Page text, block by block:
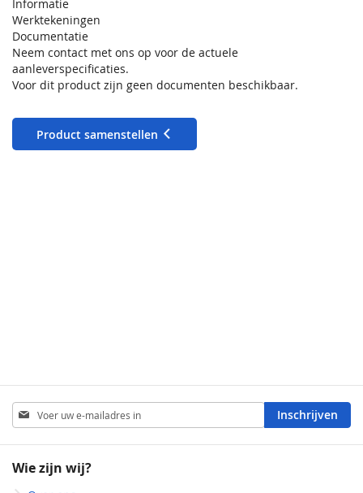
Informatie
Werktekeningen
Documentatie
Neem contact met ons op voor de actuele
aanleverspecificaties.
Voor dit product zijn geen documenten beschikbaar.
Product samenstellen
Abonneer
u
op
nieuwsbrief
Inschrijven
Wie zijn wij?